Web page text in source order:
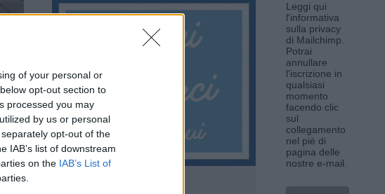
of your personal or
opt-out section to
processed you may
by us or personal
opt-out of the
IAB’s list of downstream
on the IAB’s List of
Leggi qui
l'informativa
sulla privacy
di Mailchimp.
Potrai
annullare
l'iscrizione in
qualsiasi
momento
facendo clic
sul
collegamento
nel piè di
pagina delle
nostre e-mail.